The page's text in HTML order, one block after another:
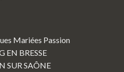
Mariées Passion
EN BRESSE
SUR SAÔNE